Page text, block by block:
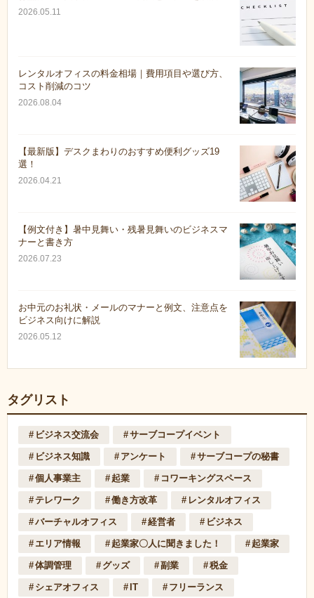
2026.05.11
レンタルオフィスの料金相場｜費用項目や選び方、
コスト削減のコツ
2026.08.04
【最新版】デスクまわりのおすすめ便利グッズ19
選！
2026.04.21
【例文付き】暑中見舞い・残暑見舞いのビジネスマ
ナーと書き方
2026.07.23
お中元のお礼状・メールのマナーと例文、注意点を
ビジネス向けに解説
2026.05.12
タグリスト
ビジネス交流会 サーブコープイベント
ビジネス知識 アンケート サーブコープの秘書
個人事業主 起業 コワーキングスペース
テレワーク 働き方改革 レンタルオフィス
バーチャルオフィス 経営者 ビジネス
エリア情報 起業家〇人に聞きました！ 起業家
体調管理 グッズ 副業 税金
シェアオフィス IT フリーランス